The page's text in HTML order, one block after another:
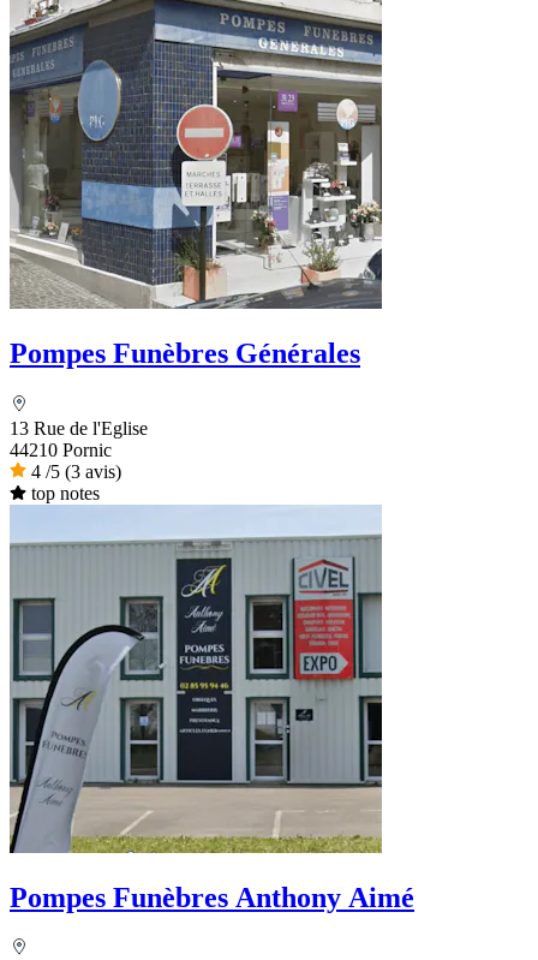
Pompes Funèbres Générales
13 Rue de l'Eglise
44210 Pornic
4 /5 (3 avis)
top notes
Pompes Funèbres Anthony Aimé